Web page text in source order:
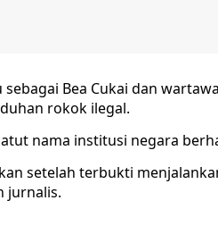
Bea Cukai dan
rokok ilegal.
nama institusi negara
setelah terbukti
jurnalis.